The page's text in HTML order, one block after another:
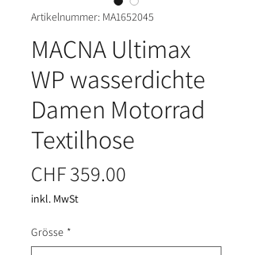
Artikelnummer: MA1652045
MACNA Ultimax
WP wasserdichte
Damen Motorrad
Textilhose
CHF 359.00
inkl. MwSt
Grösse *